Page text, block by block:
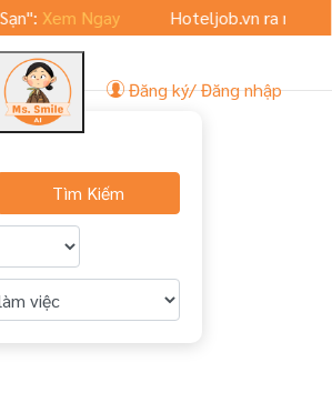
Ngay
Hoteljob.vn ra mắt phiên
Đăng ký/ Đăng nhập
Tìm Kiếm